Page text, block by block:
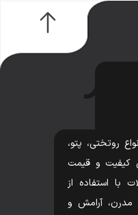
روتختی، پتو،
کیفیت و قیمت
با استفاده از
آرامش و